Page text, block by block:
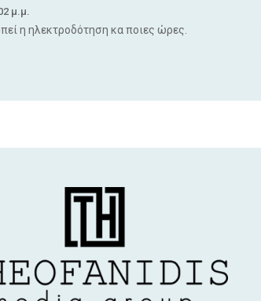
μ.μ.
η ηλεκτροδότηση κα ποιες ώρες.